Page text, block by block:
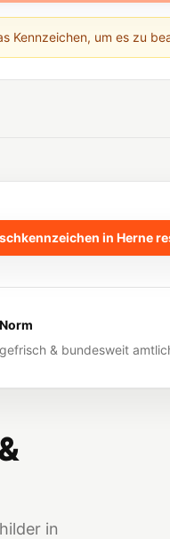
Kennzeichen, um es zu
in Herne
& bundesweit
in